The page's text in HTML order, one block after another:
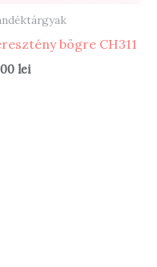
bögre CH311
lei